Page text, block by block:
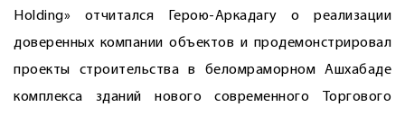
Holding» отчитался Герою-Аркадагу о реализации
доверенных компании объектов и продемонстрировал
проекты строительства в беломраморном Ашхабаде
комплекса зданий нового современного Торгового